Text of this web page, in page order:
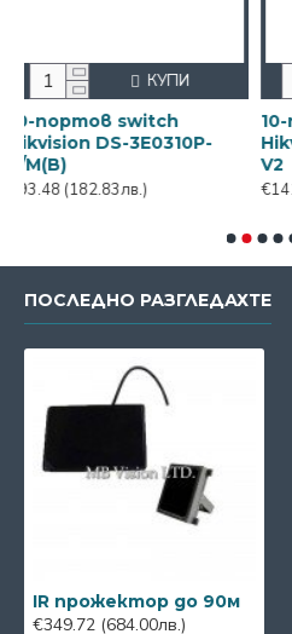
switch
DS-3E0310P-
(182.83лв.)
КУПИ
10-
Hikvision
€141.36
ПОСЛЕДНО РАЗГЛЕДАХТЕ
IR прожектор до 90м
€349.72 (684.00лв.)